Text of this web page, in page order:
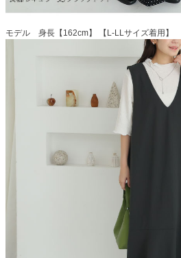
モデル 身長【162cm】 【L-LLサイズ着用】